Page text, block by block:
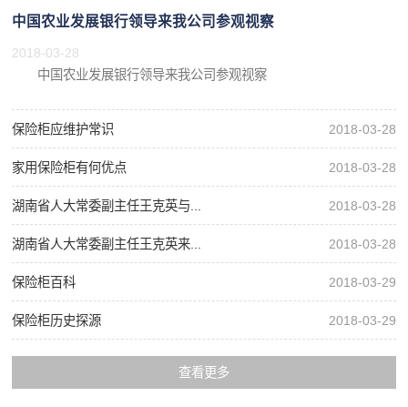
中国农业发展银行领导来我公司参观视察
2018-03-28
中国农业发展银行领导来我公司参观视察
保险柜应维护常识 2018-03-28
家用保险柜有何优点 2018-03-28
湖南省人大常委副主任王克英与... 2018-03-28
湖南省人大常委副主任王克英来... 2018-03-28
保险柜百科 2018-03-29
保险柜历史探源 2018-03-29
查看更多